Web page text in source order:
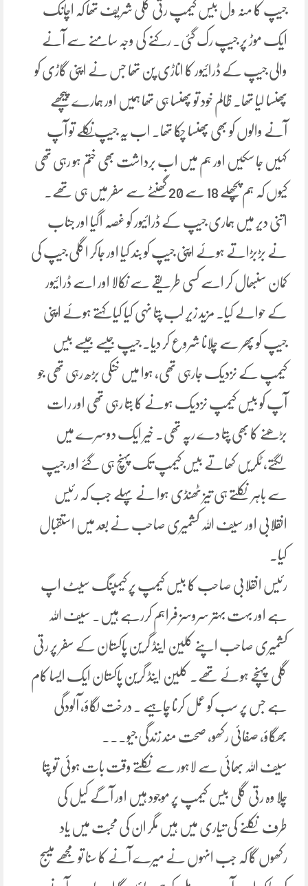
جیپ کا منہ ول بیس کیمپ رتی گلی شریف تھا کہ اچانک
ایک موڑ پر جیپ رک گئی. رکنے کی وجہ سامنے سے آنے
والی جیپ کے ڈرائیور کا اناڑی پن تھا جس نے اپنی گاڑی کو
پھنسا لیا تھا۔ ظالم خود تو پھنسا ہی تھا ہمیں اور ہمارے پیچھے
آنے والوں کو بھی پھنسا چکا تھا۔ اب یہ جیپ نکلے تو آپ
کہیں جا سکیں اور ہم میں اب برداشت بھی ختم ہو رہی تھی
کیوں کہ ہم پچھلے 18 سے 20 گھنٹے سے سفر میں ہی تھے۔
اتنی دیر میں ہماری جیپ کے ڈرائیور کو غصہ اگیا اور جناب
نے بڑبڑاتے ہوئے اپنی جیپ کو بند کیا اور جاکر اگلی جیپ کی
کمان سنبھال کر اسے کسی طریقے سے نکالا اور اسے ڈرائیور
کے حوالے کیا۔ مزید زیرِ لب پتا نہی کیا کیا کہتے ہوئے اپنی
جیپ کو پھر سے چلانا شروع کر دیا۔ جیپ جیسے جیسے بیس
کیمپ کے نزدیک جارہی تھی، ہوا میں خنکی بڑھ رہی تھی جو
آپ کو بیس کیمپ نزدیک ہونے کا بتا رہی تھی اور رات
بڑھنے کا بھی پتا دے رپہ تھی۔ خیر ایک دوسرے میں
لگتے، ٹکریں کھاتے بیس کیمپ تک پہنچ ہی گئے اور جیپ
سے باہر نکلتے ہی تیز ٹھنڈی ہوا نے پہلے جب کہ رئیس
انقلابی اور سیف اللہ کشمیری صاحب نے بعد میں استقبال
کیا.
رئیس انقلابی صاحب کا بیس کیمپ پر کیمپنگ سیٹ اپ
ہے اور بہت بہتر سروسز فراہم کررہے ہیں۔ سیف اللہ
کشمیری صاحب اپنے کلین اینڈ گرین پاکستان کے سفر پر رتی
گلی پہنچے ہوئے تھے۔ کلین اینڈ گرین پاکستان ایک ایسا کام
ہے جس پر سب کو عمل کرنا چاہیے ۔ درخت لگاؤ، آلودگی
بھگاؤ، صفائی رکھو، صحت مند زندگی جیو۔۔۔
سیف اللہ بھائی سے لاہور سے نکلتے وقت بات ہوئی تو پتا
چلا وہ رتی گلی بیس کیمپ پر موجود ہیں اور آگے کیل کی
طرف نکلنے کی تیاری میں ہیں مگر ان کی محبت میں یاد
رکھوں گا کہ جب انہوں نے میرے آنے کا سنا تو مجھے میسج